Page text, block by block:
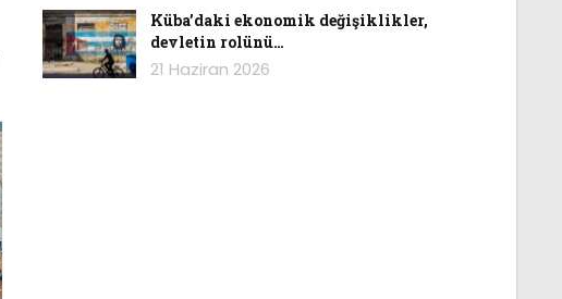
Küba’daki ekonomik değişiklikler,
devletin rolünü…
21 Haziran 2026